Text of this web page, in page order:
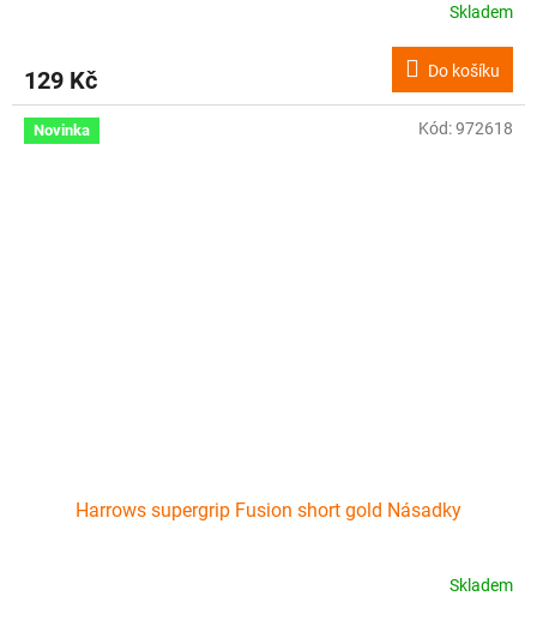
Skladem
129 Kč Do košíku
Novinka
Harrows supergrip Fusion short gold Násadky
Skladem
Kód:972618